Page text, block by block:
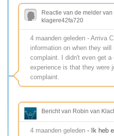
Reactie van de melder
klagere42fa720
4 maanden geleden - Arriva
information on when they
complaint. I didn't even get a
experience is that they were
complaint.
Bericht van Robin van
4 maanden geleden - Ik heb